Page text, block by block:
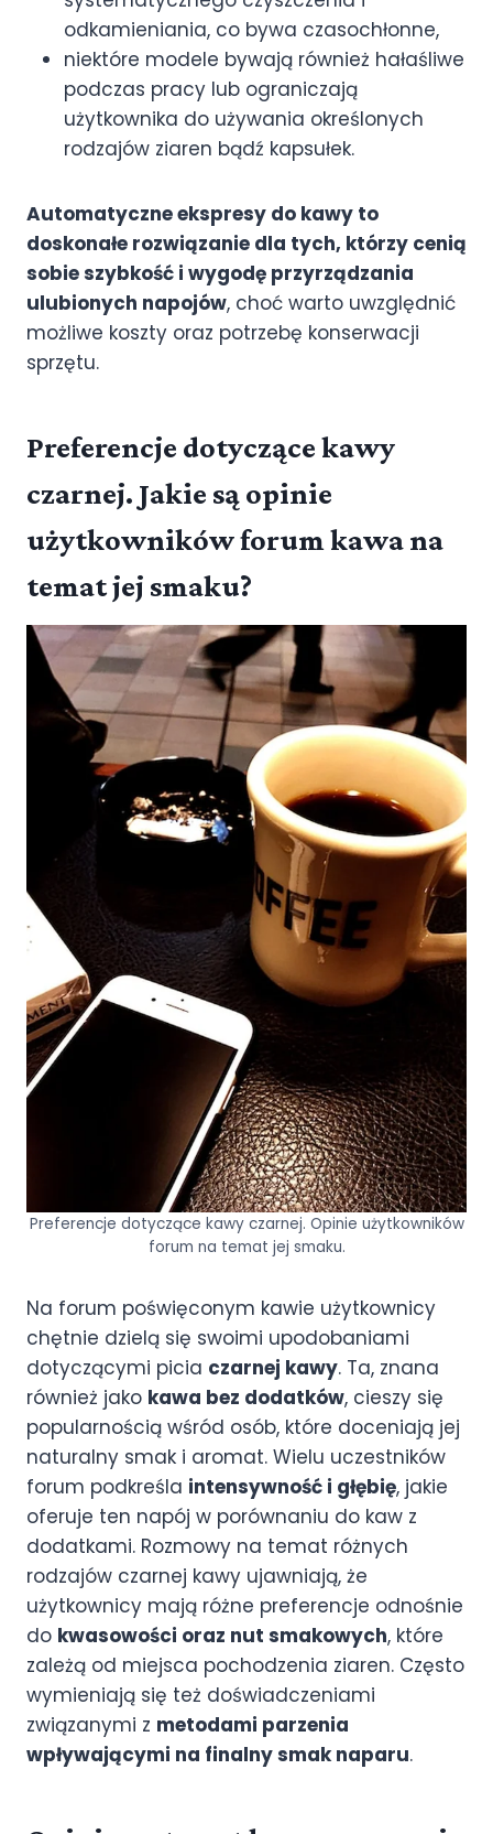
odkamieniania, co bywa czasochłonne,
niektóre modele bywają również hałaśliwe
podczas pracy lub ograniczają
użytkownika do używania określonych
rodzajów ziaren bądź kapsułek.
Automatyczne ekspresy do kawy to
doskonałe rozwiązanie dla tych, którzy cenią
sobie szybkość i wygodę przyrządzania
ulubionych napojów, choć warto uwzględnić
możliwe koszty oraz potrzebę konserwacji
sprzętu.
Preferencje dotyczące kawy
czarnej. Jakie są opinie
użytkowników forum kawa na
temat jej smaku?
Preferencje dotyczące kawy czarnej. Opinie użytkowników
forum na temat jej smaku.
Na forum poświęconym kawie użytkownicy
chętnie dzielą się swoimi upodobaniami
dotyczącymi picia czarnej kawy. Ta, znana
również jako kawa bez dodatków, cieszy się
popularnością wśród osób, które doceniają jej
naturalny smak i aromat. Wielu uczestników
forum podkreśla intensywność i głębię, jakie
oferuje ten napój w porównaniu do kaw z
dodatkami. Rozmowy na temat różnych
rodzajów czarnej kawy ujawniają, że
użytkownicy mają różne preferencje odnośnie
do kwasowości oraz nut smakowych, które
zależą od miejsca pochodzenia ziaren. Często
wymieniają się też doświadczeniami
związanymi z metodami parzenia
wpływającymi na finalny smak naparu.